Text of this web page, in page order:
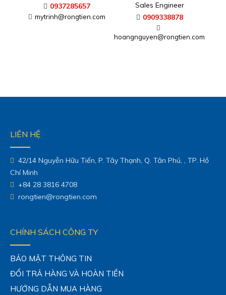
0937285657
mytrinh@rongtien.com
Sales Engineer
0909338878
hoangnguyen@rongtien.com
LIÊN HỆ
42/14 Nguyễn Hữu Tiến, P. Tây Thạnh, Q. Tân Phú, , TP. Hồ
Chí Minh
+84 28 3816 4708
rongtien@rongtien.com
CHÍNH SÁCH CÔNG TY
BẢO MẬT THÔNG TIN
ĐỔI TRẢ HÀNG VÀ HOÀN TIỀN
HƯỚNG DẪN MUA HÀNG